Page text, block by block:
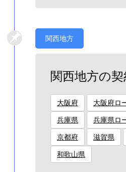
関西地方
関西地方の
大阪府 大阪府ロ
兵庫県 兵庫県ロ
京都府 滋賀県
和歌山県